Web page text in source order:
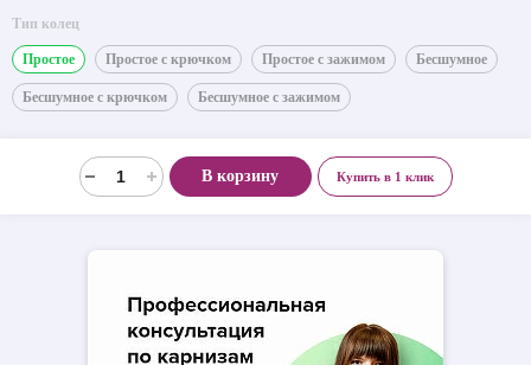
Тип колец
Простое Простое с крючком Простое с зажимом Бесшумное
Бесшумное с крючком Бесшумное с зажимом
В корзину Купить в 1 клик